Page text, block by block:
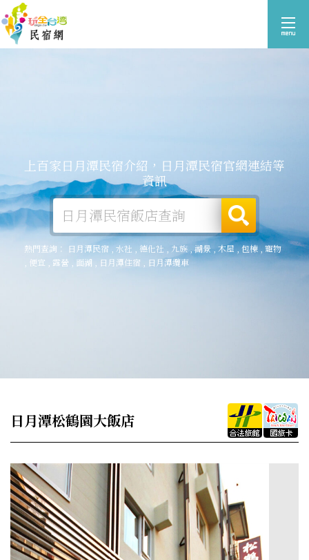
上百家日月潭民宿介紹，日月潭民宿官網連結等
資訊
熱門查詢： 日月潭民宿 水社 德化社 九族 , 湖景 木屋,包棟, 寵物
便宜 露營 面湖 日月潭住宿 日月潭纜車
日月潭松鶴園大飯店